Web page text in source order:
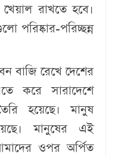
রাখতে হবে।
পরিষ্কার-পরিচ্ছন্ন
বাজি রেখে দেশের
করে সারাদেশে
হয়েছে। মানুষ
মানুষের এই
ওপর অর্পিত